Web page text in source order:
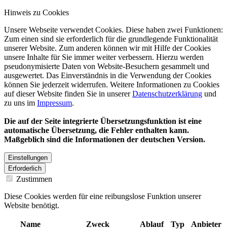
Hinweis zu Cookies
Unsere Webseite verwendet Cookies. Diese haben zwei Funktionen:
Zum einen sind sie erforderlich für die grundlegende Funktionalität
unserer Website. Zum anderen können wir mit Hilfe der Cookies
unsere Inhalte für Sie immer weiter verbessern. Hierzu werden
pseudonymisierte Daten von Website-Besuchern gesammelt und
ausgewertet. Das Einverständnis in die Verwendung der Cookies
können Sie jederzeit widerrufen. Weitere Informationen zu Cookies
auf dieser Website finden Sie in unsererDatenschutzerklärung und
zu uns im Impressum.
Die auf der Seite integrierte Übersetzungsfunktion ist eine
automatische Übersetzung, die Fehler enthalten kann.
Maßgeblich sind die Informationen der deutschen Version.
Einstellungen
Erforderlich
Zustimmen
Diese Cookies werden für eine reibungslose Funktion unserer
Website benötigt.
Name Zweck Ablauf Typ Anbieter